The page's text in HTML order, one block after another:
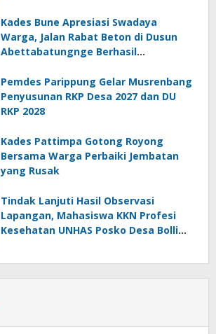
Kades Bune Apresiasi Swadaya
Warga, Jalan Rabat Beton di Dusun
Abettabatungnge Berhasil
Pemdes Parippung Gelar Musrenbang
Penyusunan RKP Desa 2027 dan DU
RKP 2028
Kades Pattimpa Gotong Royong
Bersama Warga Perbaiki Jembatan
yang Rusak
Tindak Lanjuti Hasil Observasi
Lapangan, Mahasiswa KKN Profesi
Kesehatan UNHAS Posko Desa Bolli